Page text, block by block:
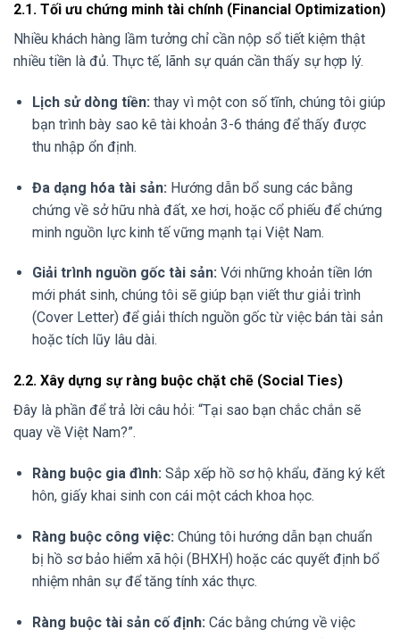
2.1. Tối ưu chứng minh tài chính (Financial Optimization)
Nhiều khách hàng lầm tưởng chỉ cần nộp sổ tiết kiệm thật
nhiều tiền là đủ. Thực tế, lãnh sự quán cần thấy sự hợp lý.
Lịch sử dòng tiền: thay vì một con số tĩnh, chúng tôi giúp
bạn trình bày sao kê tài khoản 3-6 tháng để thấy được
thu nhập ổn định.
Đa dạng hóa tài sản: Hướng dẫn bổ sung các bằng
chứng về sở hữu nhà đất, xe hơi, hoặc cổ phiếu để chứng
minh nguồn lực kinh tế vững mạnh tại Việt Nam.
Giải trình nguồn gốc tài sản: Với những khoản tiền lớn
mới phát sinh, chúng tôi sẽ giúp bạn viết thư giải trình
(Cover Letter) để giải thích nguồn gốc từ việc bán tài sản
hoặc tích lũy lâu dài.
2.2. Xây dựng sự ràng buộc chặt chẽ (Social Ties)
Đây là phần để trả lời câu hỏi: “Tại sao bạn chắc chắn sẽ
quay về Việt Nam?”.
Ràng buộc gia đình: Sắp xếp hồ sơ hộ khẩu, đăng ký kết
hôn, giấy khai sinh con cái một cách khoa học.
Ràng buộc công việc: Chúng tôi hướng dẫn bạn chuẩn
bị hồ sơ bảo hiểm xã hội (BHXH) hoặc các quyết định bổ
nhiệm nhân sự để tăng tính xác thực.
Ràng buộc tài sản cố định: Các bằng chứng về việc